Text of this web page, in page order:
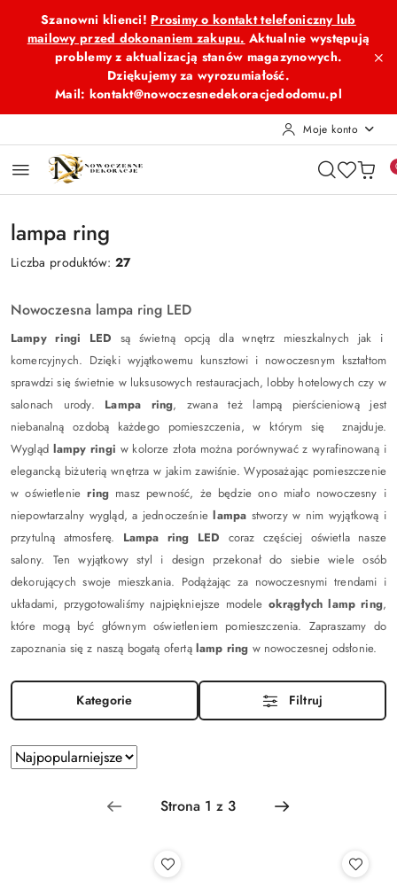
Przejdź do treści głównej
Przejdź do wyszukiwarki
Przejdź do moje konto
Przejdź do menu głównego
Przejdź do stopki
Szanowni klienci! Prosimy o kontakt telefoniczny lub
mailowy przed dokonaniem zakupu. Aktualnie występują
problemy z aktualizacją stanów magazynowych.
Dziękujemy za wyrozumiałość.
Mail: kontakt@nowoczesnedekoracjedodomu.pl
Moje konto
lampa ring
Liczba produktów:27
Nowoczesna lampa ring LED
Lampy ringi LED są świetną opcją dla wnętrz mieszkalnych jak i
komercyjnych. Dzięki wyjątkowemu kunsztowi i nowoczesnym kształtom
sprawdzi się świetnie w luksusowych restauracjach, lobby hotelowych czy w
salonach urody. Lampa ring, zwana też lampą pierścieniową jest
niebanalną ozdobą każdego pomieszczenia, w którym się znajduje.
Wygląd lampy ringi w kolorze złota można porównywać z wyrafinowaną i
elegancką biżuterią wnętrza w jakim zawiśnie. Wyposażając pomieszczenie
w oświetleniering masz pewność, że będzie ono miało nowoczesny i
niepowtarzalny wygląd, a jednocześnielampa stworzy w nim wyjątkową i
przytulną atmosferę. Lampa ring LED coraz częściej oświetla nasze
salony. Ten wyjątkowy styl i design przekonał do siebie wiele osób
dekorujących swoje mieszkania. Podążając za nowoczesnymi trendami i
układami, przygotowaliśmy najpiękniejsze modele okrągłych lamp ring,
które mogą być głównym oświetleniem pomieszczenia. Zapraszamy do
zapoznania się z naszą bogatą ofertą lamp ring w nowoczesnej odsłonie.
Kategorie Filtruj
Zastosowano
sortowanie:
Najpopularniejsze.
Sortuj
według